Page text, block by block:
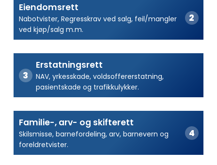
Eiendomsrett
Nabotvister, Regresskrav ved salg, feil/mangler
ved kjøp/salg m.m.
Erstatningsrett
NAV, yrkesskade, voldsoffererstatning,
pasientskade og trafikkulykker.
Familie-, arv- og skifterett
Skilsmisse, barnefordeling, arv, barnevern og
foreldretvister.